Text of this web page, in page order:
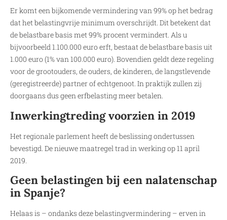
Er komt een bijkomende vermindering van 99% op het bedrag
dat het belastingvrije minimum overschrijdt. Dit betekent dat
de belastbare basis met 99% procent vermindert. Als u
bijvoorbeeld 1.100.000 euro erft, bestaat de belastbare basis uit
1.000 euro (1% van 100.000 euro). Bovendien geldt deze regeling
voor de grootouders, de ouders, de kinderen, de langstlevende
(geregistreerde) partner of echtgenoot. In praktijk zullen zij
doorgaans dus geen erfbelasting meer betalen.
Inwerkingtreding voorzien in 2019
Het regionale parlement heeft de beslissing ondertussen
bevestigd. De nieuwe maatregel trad in werking op 11 april
2019.
Geen belastingen bij een nalatenschap
in Spanje?
Helaas is – ondanks deze belastingvermindering – erven in